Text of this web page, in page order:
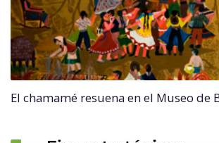
El chamamé resuena en el Museo de